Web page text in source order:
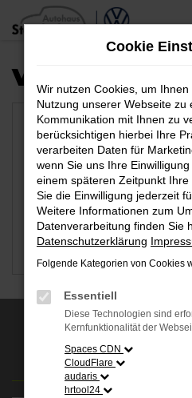
Zum
Hauptinhalt
VERFÜGBARE
Cookie
Wir nutzen Cookies, um
Nutzung unserer Webseite
Kommunikation mit Ihnen zu
berücksichtigen hierbei Ihre
verarbeiten Daten für
wenn Sie uns Ihre
einem späteren Zeitpunkt
Sie die Einwilligung jederzeit
Weitere Informationen zum
Datenverarbeitung finden Sie
Datenschutzerklärung
Folgende Kategorien von Cookies
Essentiell
Diese Technologien sind
Kernfunktionalität der
Spaces CDN
CloudFlare
audaris
hrtool24